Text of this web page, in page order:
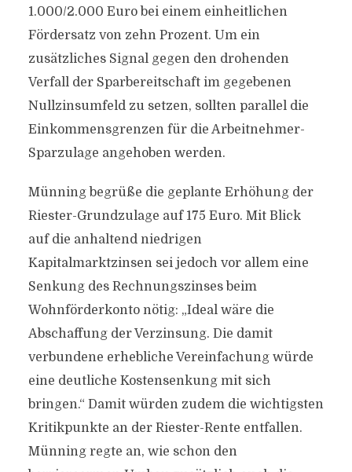
1.000/2.000 Euro bei einem einheitlichen
Fördersatz von zehn Prozent. Um ein
zusätzliches Signal gegen den drohenden
Verfall der Sparbereitschaft im gegebenen
Nullzinsumfeld zu setzen, sollten parallel die
Einkommensgrenzen für die Arbeitnehmer-
Sparzulage angehoben werden.
Münning begrüße die geplante Erhöhung der
Riester-Grundzulage auf 175 Euro. Mit Blick
auf die anhaltend niedrigen
Kapitalmarktzinsen sei jedoch vor allem eine
Senkung des Rechnungszinses beim
Wohnförderkonto nötig: „Ideal wäre die
Abschaffung der Verzinsung. Die damit
verbundene erhebliche Vereinfachung würde
eine deutliche Kostensenkung mit sich
bringen.“ Damit würden zudem die wichtigsten
Kritikpunkte an der Riester-Rente entfallen.
Münning regte an, wie schon den